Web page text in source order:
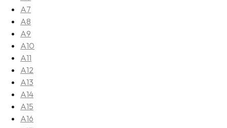
A7
A8
A9
A10
A11
A12
A13
A14
A15
A16